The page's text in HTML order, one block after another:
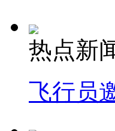
热点新
飞行员